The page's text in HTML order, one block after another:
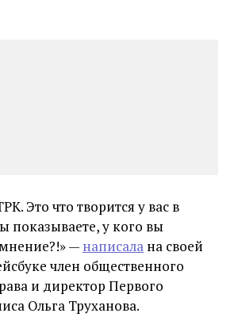
Это что творится у вас в
показываете, у кого вы
— написала на своей
член общественного
и директор Первого
Ольга Труханова.